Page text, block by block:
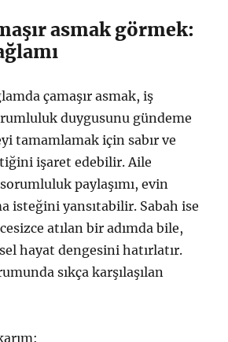
asmak görmek:
çamaşır asmak, iş
duygusunu gündeme
tamamlamak için sabır ve
işaret edebilir. Aile
paylaşımı, evin
isteğini yansıtabilir. Sabah ise
atılan bir adımda bile,
hayat dengesini hatırlatır.
sıkça karşılaşılan